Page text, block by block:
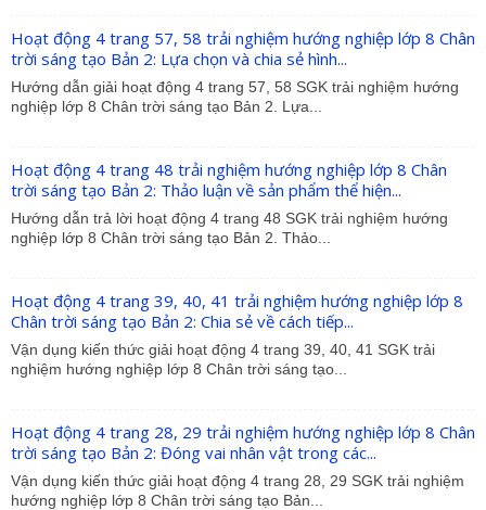
Hoạt động 4 trang 57, 58 trải nghiệm hướng nghiệp lớp 8 Chân
trời sáng tạo Bản 2: Lựa chọn và chia sẻ hình...
Hướng dẫn giải hoạt động 4 trang 57, 58 SGK trải nghiệm hướng
nghiệp lớp 8 Chân trời sáng tạo Bản 2. Lựa...
Hoạt động 4 trang 48 trải nghiệm hướng nghiệp lớp 8 Chân
trời sáng tạo Bản 2: Thảo luận về sản phẩm thể hiện...
Hướng dẫn trả lời hoạt động 4 trang 48 SGK trải nghiệm hướng
nghiệp lớp 8 Chân trời sáng tạo Bản 2. Thảo...
Hoạt động 4 trang 39, 40, 41 trải nghiệm hướng nghiệp lớp 8
Chân trời sáng tạo Bản 2: Chia sẻ về cách tiếp...
Vận dụng kiến thức giải hoạt động 4 trang 39, 40, 41 SGK trải
nghiệm hướng nghiệp lớp 8 Chân trời sáng tạo...
Hoạt động 4 trang 28, 29 trải nghiệm hướng nghiệp lớp 8 Chân
trời sáng tạo Bản 2: Đóng vai nhân vật trong các...
Vận dụng kiến thức giải hoạt động 4 trang 28, 29 SGK trải nghiệm
hướng nghiệp lớp 8 Chân trời sáng tạo Bản...